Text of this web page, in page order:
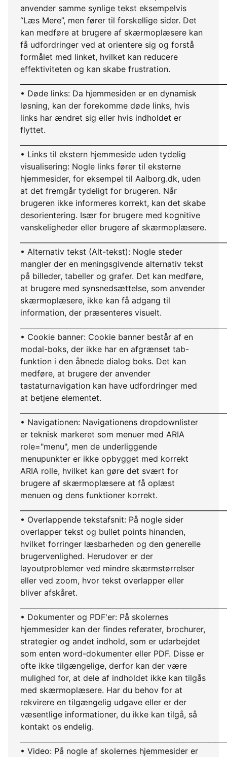
anvender samme synlige tekst eksempelvis
“Læs Mere”, men fører til forskellige sider. Det
kan medføre at brugere af skærmoplæsere kan
få udfordringer ved at orientere sig og forstå
formålet med linket, hvilket kan reducere
effektiviteten og kan skabe frustration.
• Døde links: Da hjemmesiden er en dynamisk
løsning, kan der forekomme døde links, hvis
links har ændret sig eller hvis indholdet er
flyttet.
• Links til ekstern hjemmeside uden tydelig
visualisering: Nogle links fører til eksterne
hjemmesider, for eksempel til Aalborg.dk, uden
at det fremgår tydeligt for brugeren. Når
brugeren ikke informeres korrekt, kan det skabe
desorientering. Især for brugere med kognitive
vanskeligheder eller brugere af skærmoplæsere.
• Alternativ tekst (Alt-tekst): Nogle steder
mangler der en meningsgivende alternativ tekst
på billeder, tabeller og grafer. Det kan medføre,
at brugere med synsnedsættelse, som anvender
skærmoplæsere, ikke kan få adgang til
information, der præsenteres visuelt.
• Cookie banner: Cookie banner består af en
modal-boks, der ikke har en afgrænset tab-
funktion i den åbnede dialog boks. Det kan
medføre, at brugere der anvender
tastaturnavigation kan have udfordringer med
at betjene elementet.
• Navigationen: Navigationens dropdownlister
er teknisk markeret som menuer med ARIA
role="menu", men de underliggende
menupunkter er ikke opbygget med korrekt
ARIA rolle, hvilket kan gøre det svært for
brugere af skærmoplæsere at få oplæst
menuen og dens funktioner korrekt.
• Overlappende tekstafsnit: På nogle sider
overlapper tekst og bullet points hinanden,
hvilket forringer læsbarheden og den generelle
brugervenlighed. Herudover er der
layoutproblemer ved mindre skærmstørrelser
eller ved zoom, hvor tekst overlapper eller
bliver afskåret.
• Dokumenter og PDF'er: På skolernes
hjemmesider kan der findes referater, brochurer,
strategier og andet indhold, som er udarbejdet
som enten word-dokumenter eller PDF. Disse er
ofte ikke tilgængelige, derfor kan der være
mulighed for, at dele af indholdet ikke kan tilgås
med skærmoplæsere. Har du behov for at
rekvirere en tilgængelig udgave eller er der
væsentlige informationer, du ikke kan tilgå, så
kontakt os endelig.
• Video: På nogle af skolernes hjemmesider er